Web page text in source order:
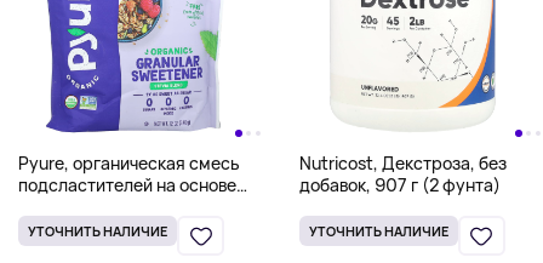
Pyure, органическая смесь
подсластителей на основе
универсальный заменитель
сахара, подходит для
УТОЧНИТЬ НАЛИЧИЕ
Nutricost, Декстроза, без
добавок, 907 г (2 фунта)
УТОЧНИТЬ НАЛИЧИЕ